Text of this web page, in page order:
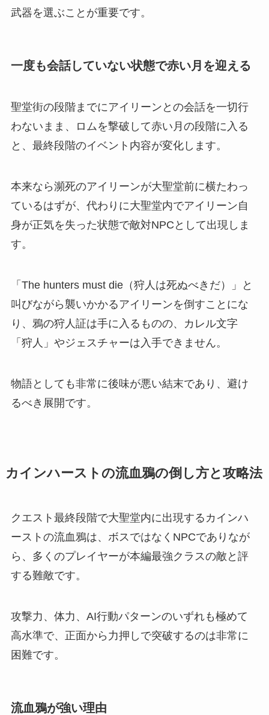
武器を選ぶことが重要です。
一度も会話していない状態で赤い月を迎える
聖堂街の段階までにアイリーンとの会話を一切行
わないまま、ロムを撃破して赤い月の段階に入る
と、最終段階のイベント内容が変化します。
本来なら瀕死のアイリーンが大聖堂前に横たわっ
ているはずが、代わりに大聖堂内でアイリーン自
身が正気を失った状態で敵対NPCとして出現しま
す。
「The hunters must die（狩人は死ぬべきだ）」と
叫びながら襲いかかるアイリーンを倒すことにな
り、鴉の狩人証は手に入るものの、カレル文字
「狩人」やジェスチャーは入手できません。
物語としても非常に後味が悪い結末であり、避け
るべき展開です。
カインハーストの流血鴉の倒し方と攻略法
クエスト最終段階で大聖堂内に出現するカインハ
ーストの流血鴉は、ボスではなくNPCでありなが
ら、多くのプレイヤーが本編最強クラスの敵と評
する難敵です。
攻撃力、体力、AI行動パターンのいずれも極めて
高水準で、正面から力押しで突破するのは非常に
困難です。
流血鴉が強い理由